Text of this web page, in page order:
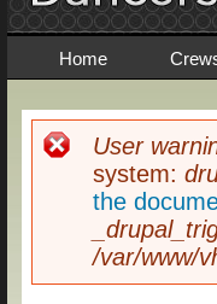
Home
User
system:
the
/var/www/